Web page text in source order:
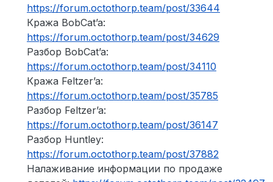
https://forum.octothorp.team/post/33644
Кража BobCat’a:
https://forum.octothorp.team/post/34629
Разбор BobCat’a:
https://forum.octothorp.team/post/34110
Кража Feltzer’a:
https://forum.octothorp.team/post/35785
Разбор Feltzer’a:
https://forum.octothorp.team/post/36147
Разбор Huntley:
https://forum.octothorp.team/post/37882
Налаживание информации по продаже